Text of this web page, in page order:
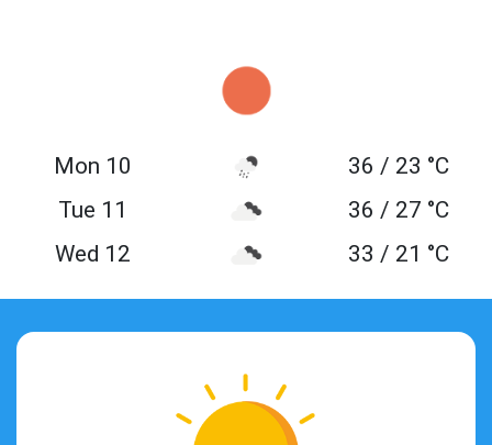
Mon 10
36 / 23 °C
Tue 11
36 / 27 °C
Wed 12
33 / 21 °C